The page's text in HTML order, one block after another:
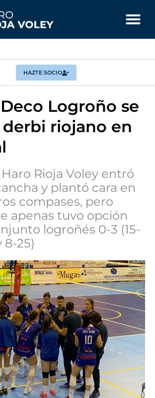
HAZTE SOCIO
Logroño se
derbi riojano en
Haro Rioja Voley entró
y plantó cara en
compases, pero
apenas tuvo opción
logroñés 0-3 (15-
8-25)